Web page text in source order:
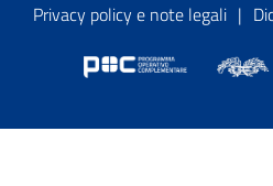
Privacy policy e note legali |